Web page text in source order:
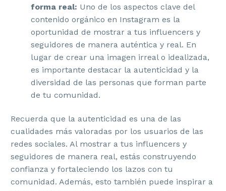
forma real: Uno de los aspectos clave del
contenido orgánico en Instagram es la
oportunidad de mostrar a tus influencers y
seguidores de manera auténtica y real. En
lugar de crear una imagen irreal o idealizada,
es importante destacar la autenticidad y la
diversidad de las personas que forman parte
de tu comunidad.
Recuerda que la autenticidad es una de las
cualidades más valoradas por los usuarios de las
redes sociales. Al mostrar a tus influencers y
seguidores de manera real, estás construyendo
confianza y fortaleciendo los lazos con tu
comunidad. Además, esto también puede inspirar a